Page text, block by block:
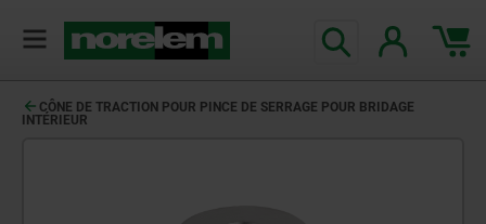
CÔNE DE TRACTION POUR PINCE DE SERRAGE POUR BRIDAGE
INTÉRIEUR